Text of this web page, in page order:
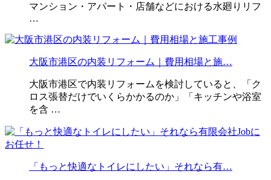
マンション・アパート・店舗などにおける水廻りリフ
…
大阪市港区の内装リフォーム｜費用相場と施…
大阪市港区で内装リフォームを検討していると、「ク
ロス張替だけでいくらかかるのか」「キッチンや浴室
を含 …
「もっと快適なトイレにしたい」それなら有…